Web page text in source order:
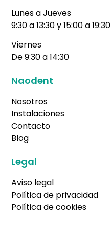
Lunes a Jueves
9:30 a 13:30 y 15:00 a 19:30
Viernes
De 9:30 a 14:30
Naodent
Nosotros
Instalaciones
Contacto
Blog
Legal
Aviso legal
Política de privacidad
Política de cookies